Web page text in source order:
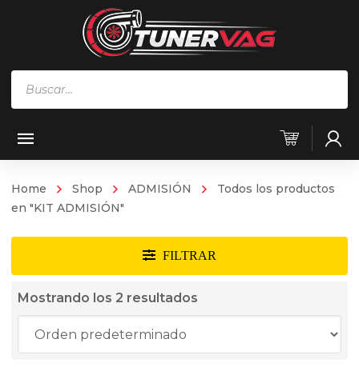
Home Shop ADMISIÓN
Todos los productos
en "KIT ADMISIÓN"
Mostrando los 2 resultados